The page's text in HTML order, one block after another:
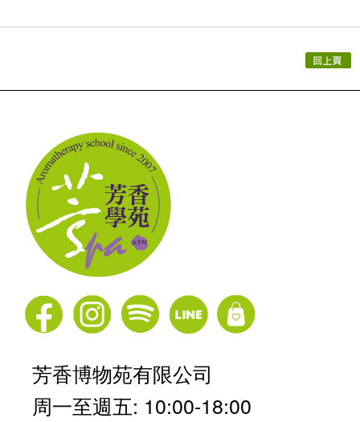
芳香博物苑有限公司
周一至週五: 10:00-18:00